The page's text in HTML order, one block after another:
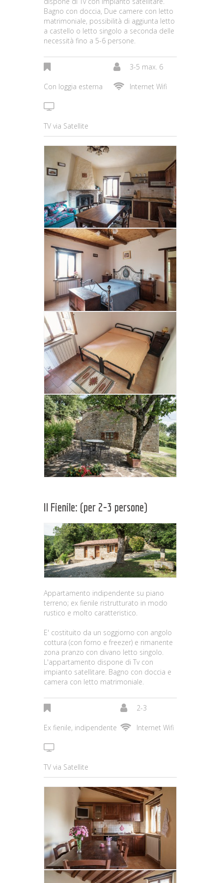
Bagno con doccia, Due camere con letto
matrimoniale, possibilità di aggiunta letto
a castello o letto singolo a seconda delle
necessità fino a 5-6 persone.
Con loggia esterna
TV via Satellite
3-5 max. 6
Internet Wifi
Il Fienile: (per 2-3 persone)
Appartamento indipendente su piano
terreno; ex fienile ristrutturato in modo
rustico e molto caratteristico.
E' costituito da un soggiorno con angolo
cottura (con forno e freezer) e rimanente
zona pranzo con divano letto singolo.
L'appartamento dispone di Tv con
impianto satellitare. Bagno con doccia e
camera con letto matrimoniale.
Ex fienile, indipendente
TV via Satellite
2-3
Internet Wifi